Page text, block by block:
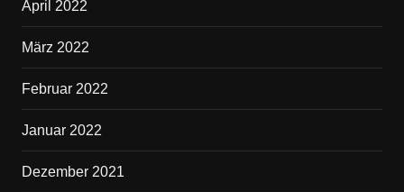
April 2022
März 2022
Februar 2022
Januar 2022
Dezember 2021